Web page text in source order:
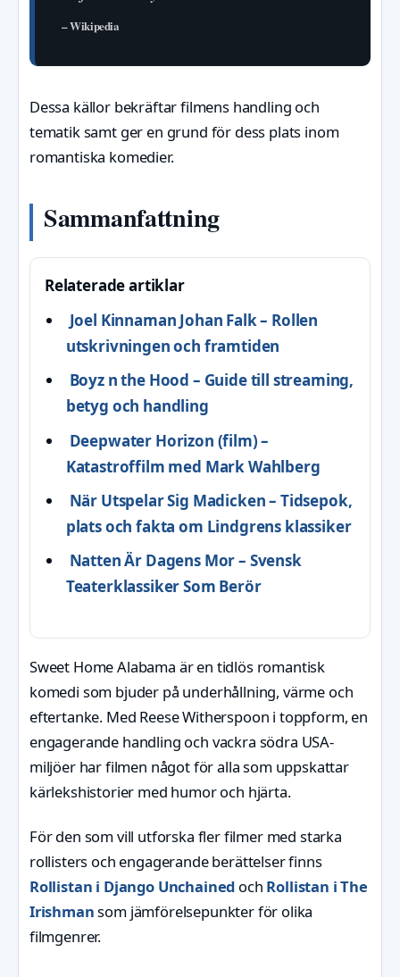
– Wikipedia
Dessa källor bekräftar filmens handling och
tematik samt ger en grund för dess plats inom
romantiska komedier.
Sammanfattning
Relaterade artiklar
Joel Kinnaman Johan Falk – Rollen
utskrivningen och framtiden
Boyz n the Hood – Guide till streaming,
betyg och handling
Deepwater Horizon (film) –
Katastroffilm med Mark Wahlberg
När Utspelar Sig Madicken – Tidsepok,
plats och fakta om Lindgrens klassiker
Natten Är Dagens Mor – Svensk
Teaterklassiker Som Berör
Sweet Home Alabama är en tidlös romantisk
komedi som bjuder på underhållning, värme och
eftertanke. Med Reese Witherspoon i toppform, en
engagerande handling och vackra södra USA-
miljöer har filmen något för alla som uppskattar
kärlekshistorier med humor och hjärta.
För den som vill utforska fler filmer med starka
rollisters och engagerande berättelser finns
Rollistan i Django Unchained och Rollistan i The
Irishmansom jämförelsepunkter för olika
filmgenrer.